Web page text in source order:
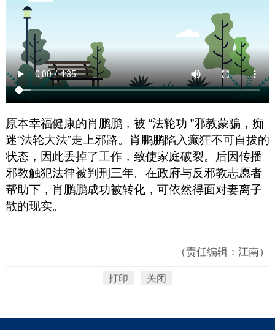
原本幸福健康的肖鹏鹏，被 “法轮功 ”邪教蒙骗，痴
迷“法轮大法”走上邪路。肖鹏鹏陷入癫狂不可自拔的
状态，因此丢掉了工作，致使家庭破裂。后因传播
邪教触犯法律被判刑三年。在政府与反邪教志愿者
帮助下，肖鹏鹏成功被转化，可依然得面对妻离子
散的现实。
（责任编辑：江南）
打印 关闭